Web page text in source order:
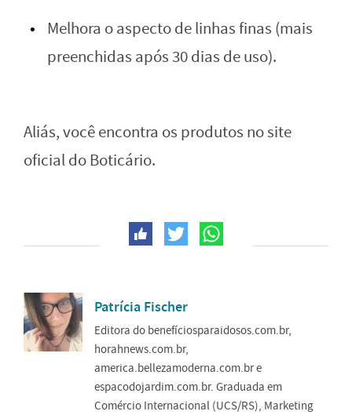
Melhora o aspecto de linhas finas (mais
preenchidas após 30 dias de uso).
Aliás, você encontra os produtos no site
oficial do Boticário.
Patrícia Fischer
Editora do benefíciosparaidosos.com.br,
horahnews.com.br,
america.bellezamoderna.com.br e
espacodojardim.com.br. Graduada em
Comércio Internacional (UCS/RS), Marketing